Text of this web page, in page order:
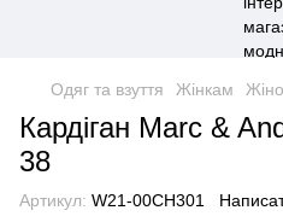
Одяг та взуття Жінкам
Кардіган Marc &
38
Артикул: W21-00CH301